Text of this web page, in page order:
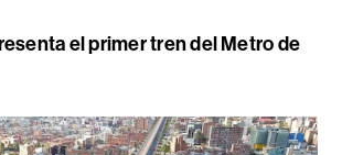
el primer tren del Metro de